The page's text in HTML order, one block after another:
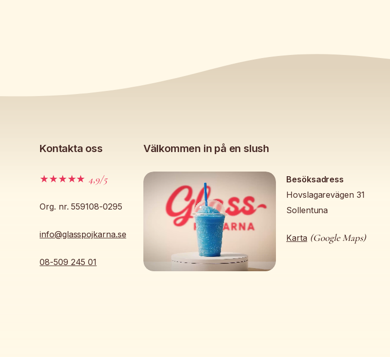
Kontakta oss
★★★★★ 4,9/5
Org. nr. 559108-0295
info@glasspojkarna.se
08-509 245 01
Välkommen in på en slush
Besöksadress
Hovslagarevägen 31
Sollentuna
Karta (Google Maps)